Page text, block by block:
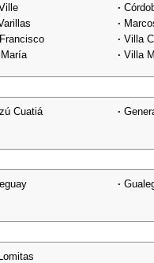
·
·
· Villa
· Villa
Cuatiá ·
·